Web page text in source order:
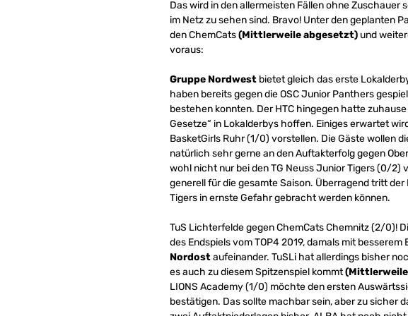
Das wird in den allermeisten Fällen ohne Zuschauer
im Netz zu sehen sind. Bravo! Unter den geplanten
den ChemCats(Mittlerweile abgesetzt) und
voraus:
Gruppe Nordwest bietet gleich das erste
haben bereits gegen die OSC Junior Panthers
bestehen konnten. Der HTC hingegen hatte
Gesetze“ in Lokalderbys hoffen. Einiges erwartet
BasketGirls Ruhr (1/0) vorstellen. Die Gäste wollen
natürlich sehr gerne an den Auftakterfolg gegen
wohl nicht nur bei den TG Neuss Junior Tigers (0/2)
generell für die gesamte Saison. Überragend tritt
Tigers in ernste Gefahr gebracht werden können.
TuS Lichterfelde gegen ChemCats Chemnitz (2/0)!
des Endspiels vom TOP4 2019, damals mit
Nordostaufeinander. TuSLi hat allerdings bisher
es auch zu diesem Spitzenspiel kommt
LIONS Academy (1/0) möchte den ersten
bestätigen. Das sollte machbar sein, aber zu sicher